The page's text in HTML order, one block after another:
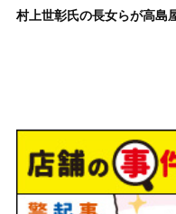
村上世彰氏の長女らが高島